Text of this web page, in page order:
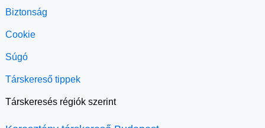
Biztonság
Cookie
Súgó
Társkereső tippek
Társkeresés régiók szerint